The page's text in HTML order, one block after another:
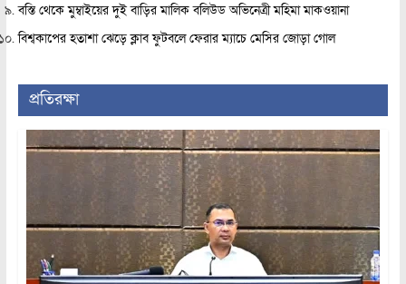
বস্তি থেকে মুম্বাইয়ের দুই বাড়ির মালিক বলিউড অভিনেত্রী মহিমা মাকওয়ানা
বিশ্বকাপের হতাশা ঝেড়ে ক্লাব ফুটবলে ফেরার ম্যাচে মেসির জোড়া গোল
প্রতিরক্ষা